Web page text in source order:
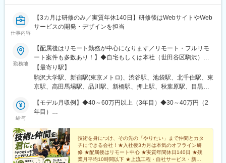
仕事内容
【3カ月は研修のみ／実質年休140日】研修後はWebサイトやWeb
サービスの開発・デザインを担当
勤務地
【配属後はリモート勤務が中心になります／リモート・フルリモ
ート案件も多数あり！】◆自宅もしくは本社（世田谷区駒沢）ま
たは都内のプロジェクト先※転居を伴う転勤はありません。※実力
がついてきたらリモート勤務やフルリモート勤務が多くなりま
す。実際、未経験入社１～２年でフルリモートになっている社員
別オフィスで行います。（東急田園都市線「駒沢大学駅」より徒
歩8分）【本社】住所：東京都世田谷区駒沢3-2-24 2Fアクセス：
【最寄り駅】
駒沢大学駅、新宿駅(東京メトロ)、渋谷駅、池袋駅、北千住駅、東
京駅、高田馬場駅、品川駅、新橋駅、押上駅、秋葉原駅、目黒
(東京都)、中野駅(東京都)、大門駅(東京都)、有楽町駅、吉祥寺
駅、日暮里駅(舎人ライナー)、五反田駅、三田駅(東京都)、中目黒
町駅、国分寺駅、立川駅、飯田橋駅、市ケ谷駅、小竹向原駅、錦
糸町駅、二子玉川駅、四ツ谷駅、自由が丘駅、新木場駅、森下駅
(東京都)、九段下駅、三軒茶屋駅、荻窪駅、春日駅(東京都)、日本
橋駅(東京都)、田町駅(東京都)、下北沢駅、神田駅(東京都)、新宿
給与
【モデル月収例】◆40～60万円以上（3年目）◆30～40万円（2
年目）
技術を身につけ、その先の「やりたい」まで仲間とカタ
チにできる会社！★入社後3カ月は本気のオフライン研
修 ★配属後はリモート中心 ★実質年間休日140日 ★残
業月平均10時間以下 ★上流工程・自社サービス・新規